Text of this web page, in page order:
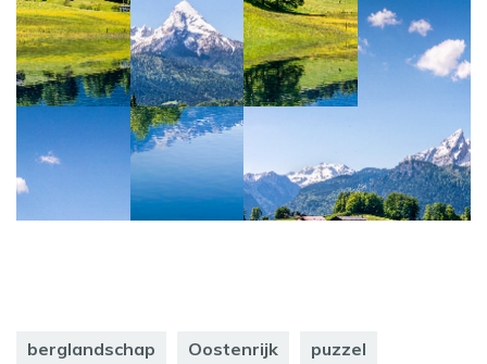
berglandschap Oostenrijk puzzel